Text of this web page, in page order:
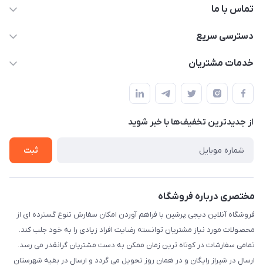
تماس با ما
09172138137
دسترسی سریع
حساب کاربری
لیست محصولات
درباره ما
خدمات مشتریان
قوانین و مقررات
حریم خصوصی
راهنما
از جدید‌ترین تخفیف‌ها با‌ خبر شوید
ثبت
مختصری درباره فروشگاه
فروشگاه آنلاین دیجی پرشین با فراهم آوردن امکان سفارش تنوع گسترده ای از
محصولات مورد نیاز مشتریان توانسته رضایت افراد زیادی را به خود جلب کند.
تمامی سفارشات در کوتاه ترین زمان ممکن به دست مشتریان گرانقدر می رسد.
ارسال در شیراز رایگان و در همان روز تحویل می گردد و ارسال در بقیه شهرستان